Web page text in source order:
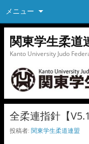
メニュー
関東学生柔道
Kanto University Judo
全柔連指針【
投稿者: 関東学生柔道連盟